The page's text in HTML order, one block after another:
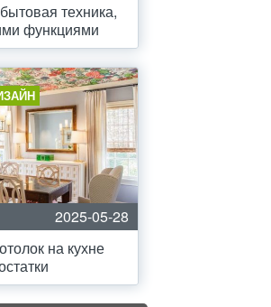
техника,
функциями
2025-05-28
на кухне